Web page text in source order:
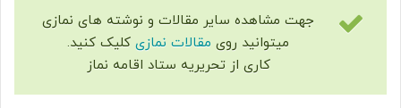
جهت مشاهده سایر مقالات و نوشته های نمازی
میتوانید روی مقالات نمازی کلیک کنید.
کاری از تحریریه ستاد اقامه نماز